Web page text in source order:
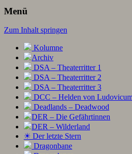
Menü
Zum Inhalt springen
Kolumne
Archiv
DSA – Theaterritter 1
DSA – Theaterritter 2
DSA – Theaterritter 3
DCC – Helden von
Deadlands – Deadwood
DER – Die Gefährtinnen
DER – Wilderland
☀ Der letzte Stern
Dragonbane